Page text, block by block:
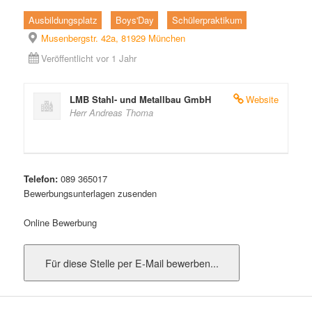
Ausbildungsplatz Boys'Day
Schülerpraktikum
Musenbergstr. 42a, 81929 München
Veröffentlicht vor 1 Jahr
Website
LMB Stahl- und Metallbau GmbH
Herr Andreas Thoma
Telefon: 089 365017
Bewerbungsunterlagen zusenden
Online Bewerbung